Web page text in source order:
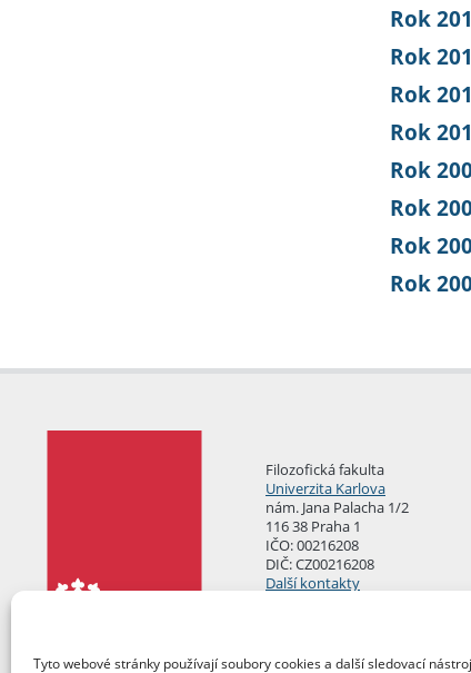
Tyto webové stránky používají soubory cookies a další sledovací
Rok
Rok
Rok
Rok
Rok
Rok
Rok
Rok
Filozofická fakulta
Univerzita Karlova
nám. Jana Palacha 1/2
116 38 Praha 1
IČO: 00216208
DIČ: CZ00216208
Další kontakty